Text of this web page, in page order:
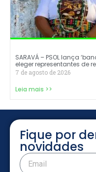
SARAVÁ – PSOL lança
eleger representantes de
7 de agosto de 2026
Leia mais >>
Fique por
novidades